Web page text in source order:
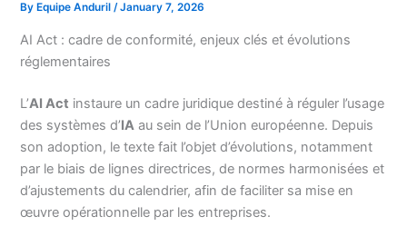
By Equipe Anduril/January 7, 2026
AI Act : cadre de conformité, enjeux clés et évolutions
réglementaires
L’AI Act instaure un cadre juridique destiné à réguler l’usage
des systèmes d’IA au sein de l’Union européenne. Depuis
son adoption, le texte fait l’objet d’évolutions, notamment
par le biais de lignes directrices, de normes harmonisées et
d’ajustements du calendrier, afin de faciliter sa mise en
œuvre opérationnelle par les entreprises.